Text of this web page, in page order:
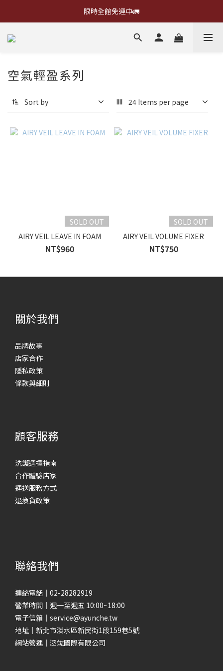
限時全館免運中🚛
空氣輕盈系列
Sort by 24 Items per page
SOLD OUT
AIRY VEIL LEAVE IN FOAM
NT$960
SOLD OUT
AIRY VEIL VOLUME FIXER
NT$750
關於我們
品牌故事
店家合作
隱私政策
條款與細則
顧客服務
洗護選擇指南
合作體驗店家
運送服務方式
退換貨政策
聯絡我們
連絡電話｜02-28282919
營業時間｜週一至週五 10:00~18:00
電子信箱｜service@ayunche.tw
地址｜新北市淡水區新民街1段159巷5號
網站營運｜洆竑國際有限公司